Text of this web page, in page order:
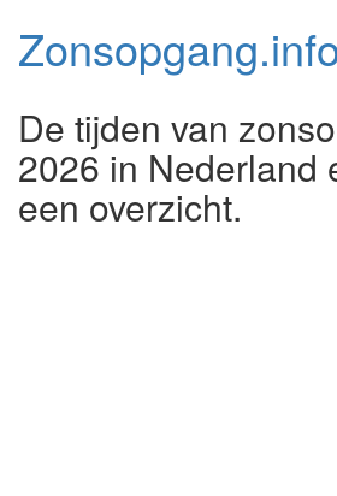
Zonsopgang.
De tijden van
2026 in Nederland
een overzicht.